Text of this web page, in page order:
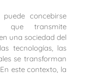
concebirse
que transmite
una sociedad del
tecnologías, las
se transforman
este contexto, la